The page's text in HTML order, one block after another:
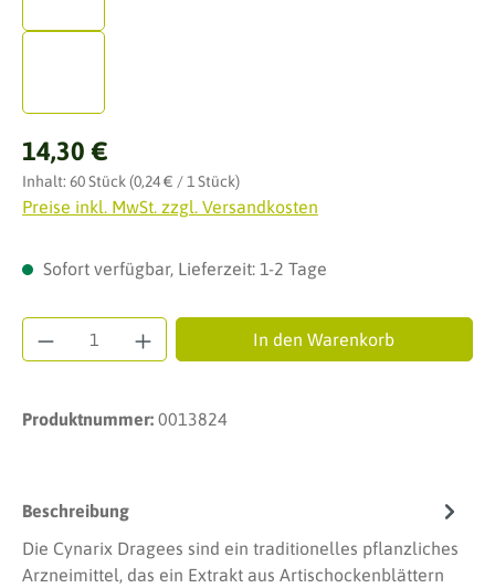
Regulärer Preis:
14,30 €
Inhalt: 60 Stück (0,24 € / 1 Stück)
Preise inkl. MwSt. zzgl. Versandkosten
Sofort verfügbar, Lieferzeit: 1-2 Tage
Produkt Anzahl: Gib den gewünschten
In den Warenkorb
Produktnummer: 0013824
Beschreibung
Die Cynarix Dragees sind ein traditionelles pflanzliches
Arzneimittel, das ein Extrakt aus Artischockenblättern